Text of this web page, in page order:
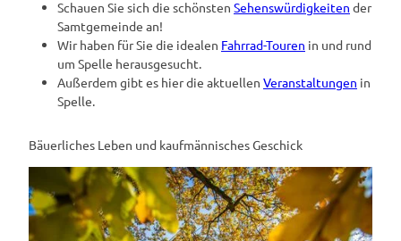
Schauen Sie sich die schönsten Sehenswürdigkeiten der
Samtgemeinde an!
Wir haben für Sie die idealen Fahrrad-Touren in und rund
um Spelle herausgesucht.
Außerdem gibt es hier die aktuellen Veranstaltungen in
Spelle.
Bäuerliches Leben und kaufmännisches Geschick